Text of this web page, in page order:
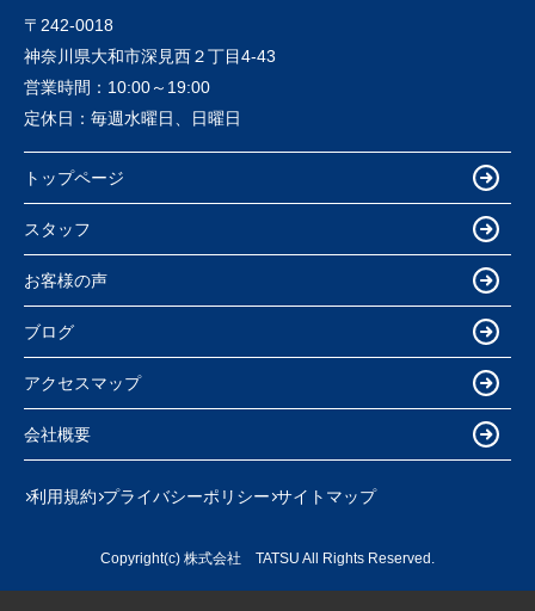
〒242-0018
神奈川県大和市深見西２丁目4-43
営業時間： 10:00～19:00
定休日： 毎週水曜日、日曜日
トップページ
スタッフ
お客様の声
ブログ
アクセスマップ
会社概要
利用規約 プライバシーポリシー サイトマップ
Copyright(c) 株式会社 TATSU All Rights Reserved.